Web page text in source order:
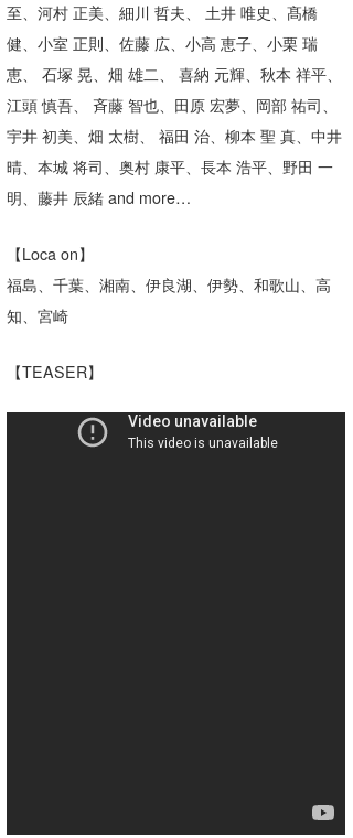
至、河村 正美、細川 哲夫、 土井 唯史、髙橋
健、小室 正則、佐藤 広、小高 恵子、小栗 瑞
恵、 石塚 晃、畑 雄二、 喜納 元輝、秋本 祥平、
江頭 慎吾、 斉藤 智也、田原 宏夢、岡部 祐司、
宇井 初美、畑 太樹、 福田 治、柳本 聖 真、中井
晴、本城 将司、奥村 康平、長本 浩平、野田 一
明、藤井 辰緒 and more…
【Loca on】
福島、千葉、湘南、伊良湖、伊勢、和歌山、高
知、宮崎
【TEASER】
Naoya Kimoto
mitsuteru Kamio
Yoshiyuki Obata
arukasvision
DELTA FORCE SURF
SURFMEDIA
WAVAL
波伝説アンバサダー/プロライダー
中浦“JET”章
嵯峨明日香
進士剛光
大野”MAR”修聖
波伝説スタッフ
☆加藤
+☆maki☆+
Aichan
波伝説